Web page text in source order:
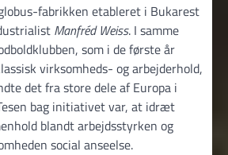
fabrikken etableret i Bukarest
Manfréd Weiss. I samme
som i de første år
virksomheds- og arbejderhold,
det fra store dele af Europa i
bag initiativet var, at idræt
blandt arbejdsstyrken og
social anseelse.